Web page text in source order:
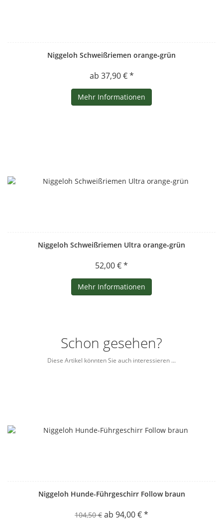
Niggeloh Schweißriemen orange‑grün
ab 37,90 € *
Mehr Informationen
Niggeloh Schweißriemen Ultra orange‑grün
52,00 € *
Mehr Informationen
Schon gesehen?
Diese Artikel könnten Sie auch interessieren ...
Niggeloh Hunde-Führgeschirr Follow braun
104,50 € ab 94,00 € *